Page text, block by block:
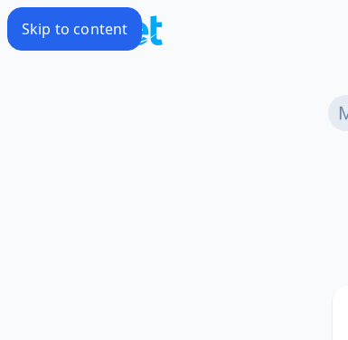
Skip to content